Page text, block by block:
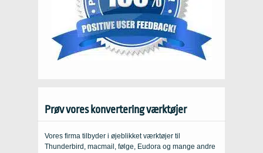
Prøv vores konvertering værktøjer
Vores firma tilbyder i øjeblikket værktøjer til
Thunderbird, macmail, følge, Eudora og mange andre